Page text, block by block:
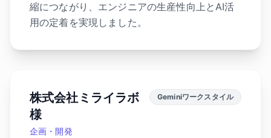
縮につながり、エンジニアの生産性向上とAI活
用の定着を実現しました。
株式会社ミライラボ
様
企画・開発
Geminiワークスタイル